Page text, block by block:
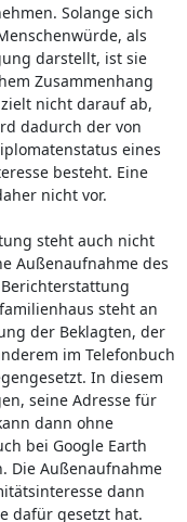
Solange sich
als
darstellt, ist sie
Zusammenhang
nicht darauf ab,
dadurch der von
eines
besteht. Eine
nicht vor.
steht auch nicht
Außenaufnahme des
steht an
der Beklagten, der
im Telefonbuch
In diesem
seine Adresse für
dann ohne
bei Google Earth
Die Außenaufnahme
dann
dafür gesetzt hat.